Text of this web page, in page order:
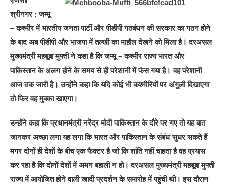
श्रीनगर : जम्मू
– कश्मीर में भारतीय जनता पार्टी और पीडीपी गठबंधन की सरकार का गठन होने
के बाद अब पीडीपी और भाजपा में तल्खी का माहौल देखने को मिला है। दरअसल
मुख्यमंत्री महबूबा मुफ्ती ने कहा है कि जम्मू – कश्मीर राज्य भारत और
पाकिस्तान के अलग होने के समय से ही परेशानी में फंस गया है। वह परेशानी
आज तक जारी है। उन्होंने कहा कि यदि कोई भी कश्मीरियों पर अंगुली दिखाएगा
तो फिर वह मुक्का खाएगा।
उन्होंने कहा कि प्रधानमंत्री नरेंद्र मोदी पाकिस्तान के दौरे पर गए तो यह बात
जानकर अच्छा लगा यह लगा कि भारत और पाकिस्तान के संबंध सुधर सकते हैं
मगर दोनों ही देशों के बीच एक फैक्टर है जो कि शांति नहीं चाहता है वह प्रयास
कर रहा है कि दोनों देशों में अमन बहाली न हो। दरअसल मुख्यमंत्री महबूबा मुफ्ती
राज्य में आयोजित होने वाली खादी प्रदर्शन के समारोह में पहुंची थी। इस दौरान